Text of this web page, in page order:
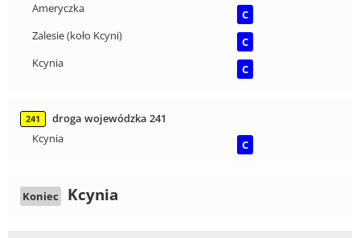
Ameryczka
C
Zalesie (koło Kcyni)
C
Kcynia
C
241
droga wojewódzka 241
Kcynia
C
Koniec Kcynia